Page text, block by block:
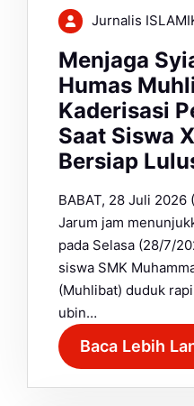
Jurnalis
Menjaga
Humas
Kaderisasi
Saat Siswa
Bersiap
BABAT, 28 Juli
Jarum jam
pada Selasa (28/7/
siswa SMK
(Muhlibat) duduk
ubin…
Baca Lebih